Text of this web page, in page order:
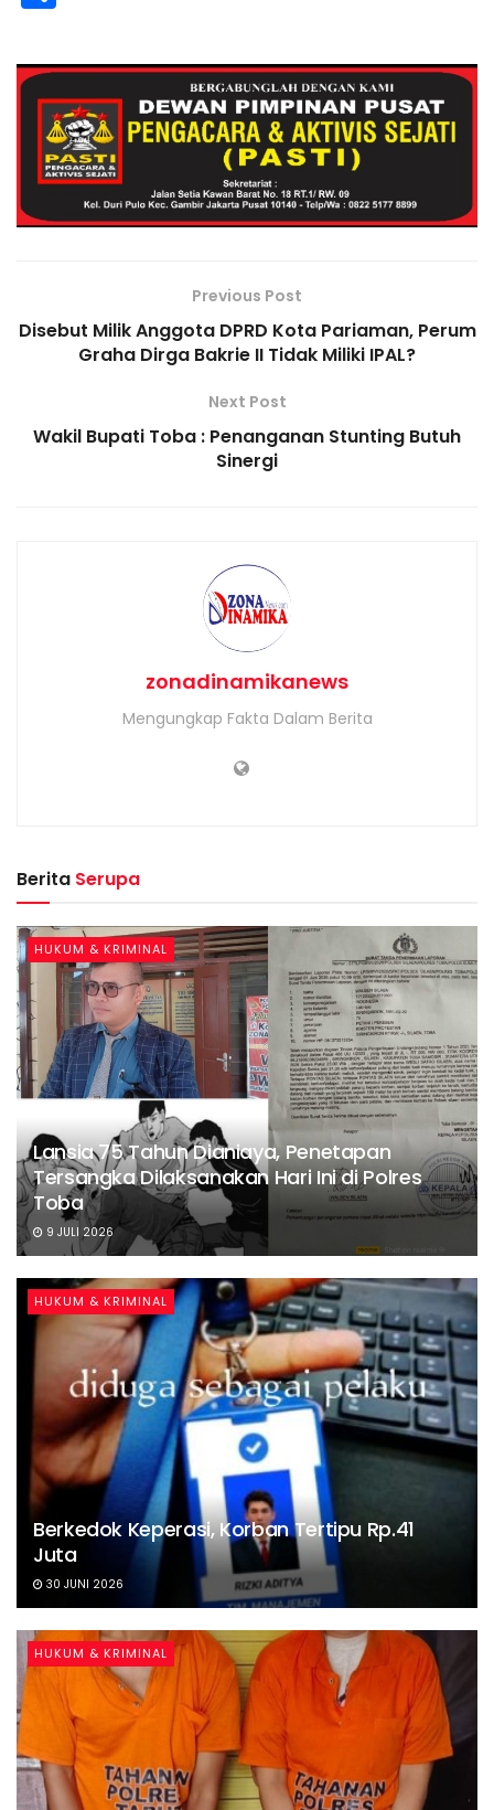
e
b
o
o
k
e
dI
n
p
e
gr
a
m
ts
A
p
p
l o
o
M
l
y
Li
n
ar
e
Previous Post
Disebut Milik Anggota DPRD Kota Pariaman, Perum
Graha Dirga Bakrie II Tidak Miliki IPAL?
Next Post
Wakil Bupati Toba : Penanganan Stunting Butuh
Sinergi
zonadinamikanews
Mengungkap Fakta Dalam Berita
Berita Serupa
HUKUM & KRIMINAL
Lansia 75 Tahun Dianiaya, Penetapan
Tersangka Dilaksanakan Hari Ini di Polres
Toba
9 JULI 2026
HUKUM & KRIMINAL
Berkedok Keperasi, Korban Tertipu Rp.41
Juta
30 JUNI 2026
HUKUM & KRIMINAL